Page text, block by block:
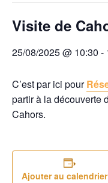
Visite de
25/08/2025 @ 10:30 -
C’est par ici pour
partir à la découverte
Cahors.
Ajouter au calendrier